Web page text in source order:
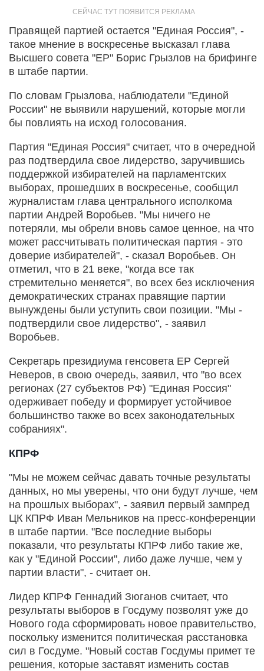
Правящей партией остается "Единая Россия", -
такое мнение в воскресенье высказал глава
Высшего совета "ЕР" Борис Грызлов на брифинге
в штабе партии.
По словам Грызлова, наблюдатели "Единой
России" не выявили нарушений, которые могли
бы повлиять на исход голосования.
Партия "Единая Россия" считает, что в очередной
раз подтвердила свое лидерство, заручившись
поддержкой избирателей на парламентских
выборах, прошедших в воскресенье, сообщил
журналистам глава центрального исполкома
партии Андрей Воробьев. "Мы ничего не
потеряли, мы обрели вновь самое ценное, на что
может рассчитывать политическая партия - это
доверие избирателей", - сказал Воробьев. Он
отметил, что в 21 веке, "когда все так
стремительно меняется", во всех без исключения
демократических странах правящие партии
вынуждены были уступить свои позиции. "Мы -
подтвердили свое лидерство", - заявил
Воробьев.
Секретарь президиума генсовета ЕР Сергей
Неверов, в свою очередь, заявил, что "во всех
регионах (27 субъектов РФ) "Единая Россия"
одерживает победу и формирует устойчивое
большинство также во всех законодательных
собраниях".
КПРФ
"Мы не можем сейчас давать точные результаты
данных, но мы уверены, что они будут лучше, чем
на прошлых выборах", - заявил первый зампред
ЦК КПРФ Иван Мельников на пресс-конференции
в штабе партии. "Все последние выборы
показали, что результаты КПРФ либо такие же,
как у "Единой России", либо даже лучше, чем у
партии власти", - считает он.
Лидер КПРФ Геннадий Зюганов считает, что
результаты выборов в Госдуму позволят уже до
Нового года сформировать новое правительство,
поскольку изменится политическая расстановка
сил в Госдуме. "Новый состав Госдумы примет те
решения, которые заставят изменить состав